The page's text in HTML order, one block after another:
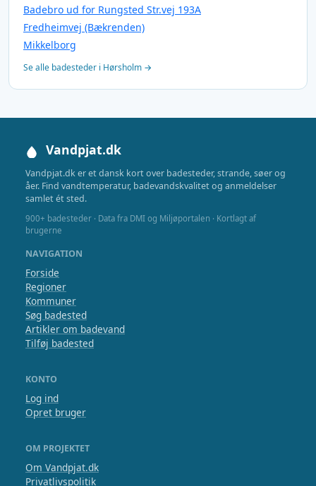
Badebro ud for Rungsted Str.vej 193A
Fredheimvej (Bækrenden)
Mikkelborg
Se alle badesteder i Hørsholm →
Vandpjat.dk
Vandpjat.dk er et dansk kort over badesteder, strande, søer og
åer. Find vandtemperatur, badevandskvalitet og anmeldelser
samlet ét sted.
900+ badesteder · Data fra DMI og Miljøportalen · Kortlagt af
brugerne
NAVIGATION
Forside
Regioner
Kommuner
Søg badested
Artikler om badevand
Tilføj badested
KONTO
Log ind
Opret bruger
OM PROJEKTET
Om Vandpjat.dk
Privatlivspolitik